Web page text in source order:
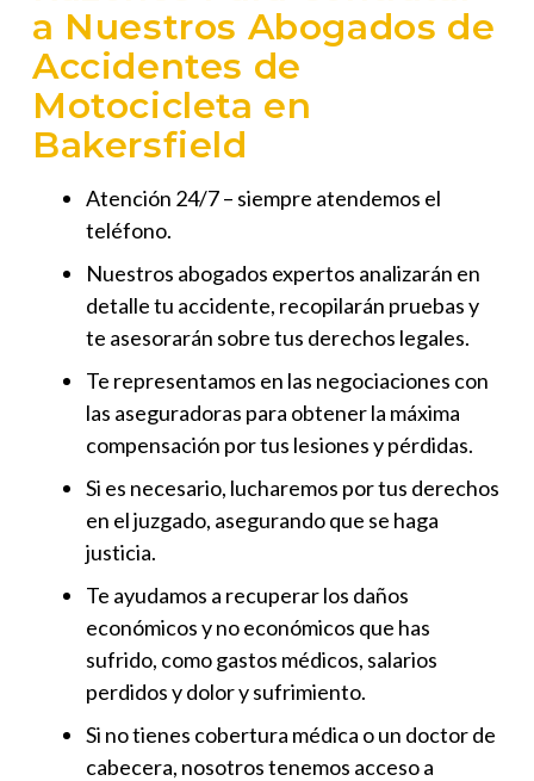
a Nuestros Abogados de
Accidentes de
Motocicleta en
Bakersfield
Atención 24/7 – siempre atendemos el
teléfono.
Nuestros abogados expertos analizarán en
detalle tu accidente, recopilarán pruebas y
te asesorarán sobre tus derechos legales.
Te representamos en las negociaciones con
las aseguradoras para obtener la máxima
compensación por tus lesiones y pérdidas.
Si es necesario, lucharemos por tus derechos
en el juzgado, asegurando que se haga
justicia.
Te ayudamos a recuperar los daños
económicos y no económicos que has
sufrido, como gastos médicos, salarios
perdidos y dolor y sufrimiento.
Si no tienes cobertura médica o un doctor de
cabecera, nosotros tenemos acceso a